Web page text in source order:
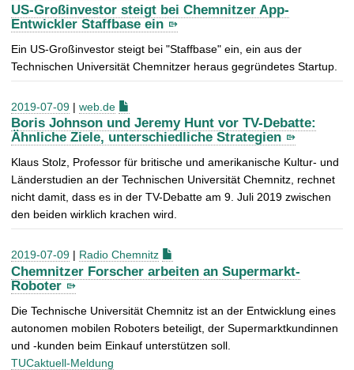
US-Großinvestor steigt bei Chemnitzer App-
Entwickler Staffbase ein
Ein US-Großinvestor steigt bei "Staffbase" ein, ein aus der
Technischen Universität Chemnitzer heraus gegründetes Startup.
2019-07-09 | web.de
Boris Johnson und Jeremy Hunt vor TV-Debatte:
Ähnliche Ziele, unterschiedliche Strategien
Klaus Stolz, Professor für britische und amerikanische Kultur- und
Länderstudien an der Technischen Universität Chemnitz, rechnet
nicht damit, dass es in der TV-Debatte am 9. Juli 2019 zwischen
den beiden wirklich krachen wird.
2019-07-09 | Radio Chemnitz
Chemnitzer Forscher arbeiten an Supermarkt-
Roboter
Die Technische Universität Chemnitz ist an der Entwicklung eines
autonomen mobilen Roboters beteiligt, der Supermarktkundinnen
und -kunden beim Einkauf unterstützen soll.
TUCaktuell-Meldung